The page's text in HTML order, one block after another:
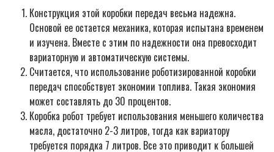
Конструкция этой коробки передач весьма надежна.
Основой ее остается механика, которая испытана временем
и изучена. Вместе с этим по надежности она превосходит
вариаторную и автоматическую системы.
Считается, что использование роботизированной коробки
передач способствует экономии топлива. Такая экономия
может составлять до 30 процентов.
Коробка робот требует использования меньшего количества
масла, достаточно 2-3 литров, тогда как вариатору
требуется порядка 7 литров. Все это приводит к большей